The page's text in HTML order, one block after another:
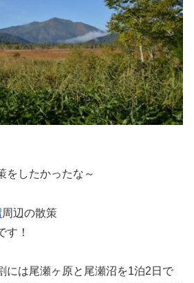
をしたかったな～
周辺の散策
す！
には尾瀬ヶ原と尾瀬沼を1泊2日で